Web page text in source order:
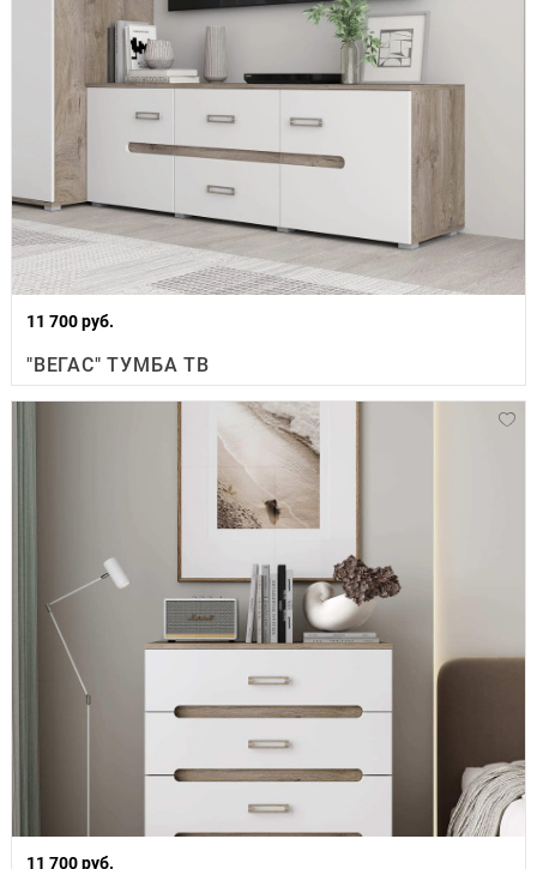
11 700 руб.
"ВЕГАС" ТУМБА ТВ
11 700 руб.